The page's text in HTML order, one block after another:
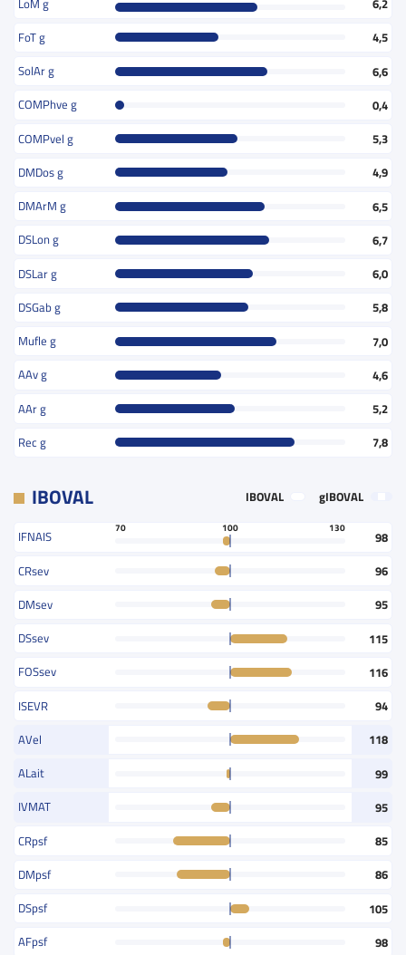
6,2
FoT g
4,5
SolAr g
6,6
COMPhve g
0,4
COMPvel g
5,3
DMDos g
4,9
DMArM g
6,5
DSLon g
6,7
DSLar g
6,0
DSGab g
5,8
Mufle g
7,0
AAv g
4,6
AAr g
5,2
Rec g
7,8
IBOVAL IBOVAL gIBOVAL
IFNAIS
70 100 130
98
CRsev
96
DMsev
95
DSsev
115
FOSsev
116
ISEVR
94
AVel
118
ALait
99
IVMAT
95
CRpsf
85
DMpsf
86
DSpsf
105
AFpsf
98